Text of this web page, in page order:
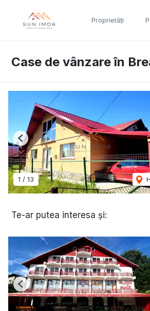
Proprietăți
Case de vânzare în
1 / 13
Previous
Te-ar putea interesa și:
Previous